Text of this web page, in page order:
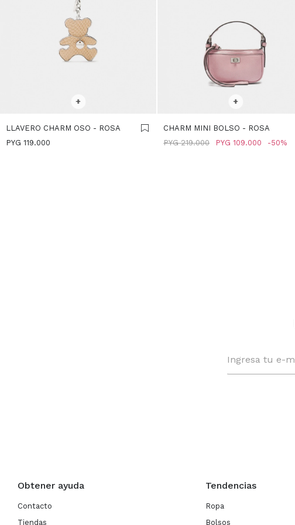
+
LLAVERO CHARM OSO - ROSA
PYG 119.000
+
CHARM MINI BOLSO - ROSA
PYG 109.000
PYG 219.000 50
Obtener ayuda
Contacto
Tiendas
Tendencias
Ropa
Bolsos